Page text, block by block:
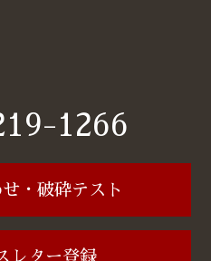
1266
・破砕テスト
レター登録